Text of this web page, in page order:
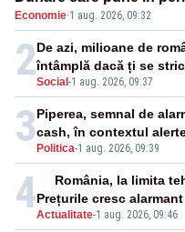
cunoscută de pe vremea
Economie·1 aug. 2026, 09:32
2Social -1 aug. 2026, 09:37
De azi, milioane de
întâmplă dacă ți se
3 Politica-1 aug. 2026, 09:39
Piperea, semnal de
cash, în contextul
4Actualitate-1 aug. 2026, 09:46
România, la limita
Prețurile cresc